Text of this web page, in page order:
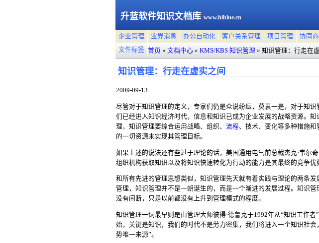
升蓝软件知识文档库 www.hiblue.cn
企业管理 业界消息 办公自动化 客户关系管理 项目管理 协同
文件标签 首页 » 文档中心 » KMS/KBS 知识管理 » 知识管理：行走在
知识管理：行走在虚实之间
2009-09-13
尽管对于知识管理的定义，专家们仍是众说纷纭，莫衷一是，对于知
们已经进入知识经济时代，信息和知识已成为企业发展的战略资源。
理，知识管理要综合运用战略、组织、 流程、技术、变化等多种措施
的一切资源来实现其管理目标。
如果上述的说法还有些过于理论的话，美国通用电气前总裁杰克·韦尔
组织机构获取知识以及将知识快速转化为行动的能力是其最终的竞争优
和所有先进的管理思想类似，知识管理先天就有着实践与理论的两条
管理，知识管理并不是一朝诞生的，而是一个渐进的发展过程。知识
没有间断，只是以前都没有上升到管理模式的程度。
知识管理一词最早则是由管理大师彼得·德鲁克于1992年从“知识工作
始，关键是知识，我们的时代不是劳力密集，我们将进入一个知识社
势唯一来源”。